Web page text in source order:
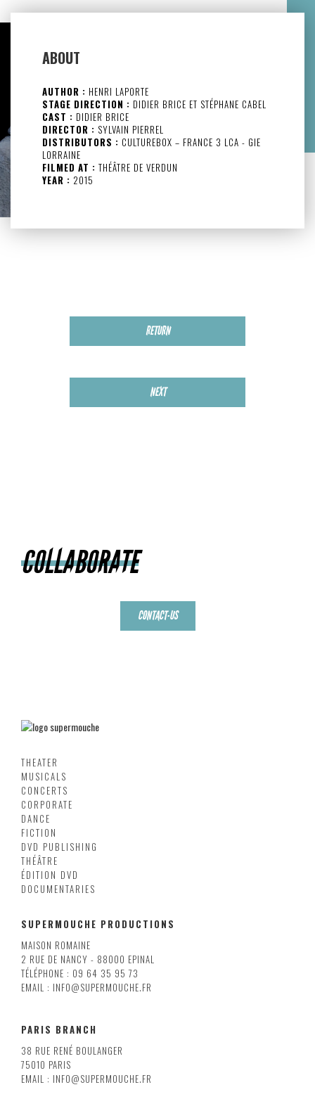
ABOUT
AUTHOR : HENRI LAPORTE
STAGE DIRECTION : DIDIER BRICE ET STÉPHANE CABEL
CAST : DIDIER BRICE
DIRECTOR : SYLVAIN PIERREL
DISTRIBUTORS : CULTUREBOX – FRANCE 3 LCA - GIE
LORRAINE
FILMED AT : THÉÂTRE DE VERDUN
YEAR : 2015
RETURN
NEXT
COLLABORATE
CONTACT-US
THEATER
MUSICALS
CONCERTS
CORPORATE
DANCE
FICTION
DVD PUBLISHING
THÉÂTRE
ÉDITION DVD
DOCUMENTARIES
SUPERMOUCHE PRODUCTIONS
MAISON ROMAINE
2 RUE DE NANCY - 88000 EPINAL
TÉLÉPHONE : 09 64 35 95 73
EMAIL : INFO@SUPERMOUCHE.FR
PARIS BRANCH
38 RUE RENÉ BOULANGER
75010 PARIS
EMAIL : INFO@SUPERMOUCHE.FR